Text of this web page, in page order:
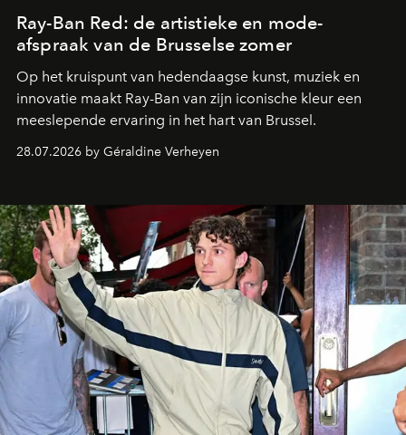
Ray-Ban Red: de artistieke en mode-
afspraak van de Brusselse zomer
Op het kruispunt van hedendaagse kunst, muziek en
innovatie maakt Ray-Ban van zijn iconische kleur een
meeslepende ervaring in het hart van Brussel.
28.07.2026 by Géraldine Verheyen